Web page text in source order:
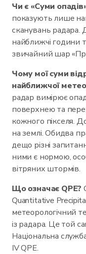
Чи є «Суми
показують лише
сканувань радара.
найближчі години
звичайний шар
Чому мої суми
найближчої
радар вимірює
поверхнею та
кожного пікселя.
на землі. Обидва
дещо різні
ними є нормою,
вітряних штормів.
Що означає QPE?
Quantitative
метеорологічний
із радара. Це той
Національна
IV QPE.